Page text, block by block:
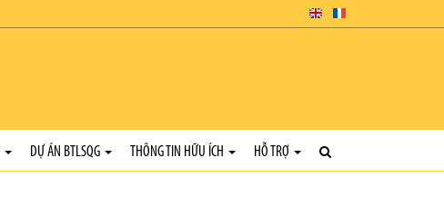
DỰ ÁN BTLSQG THÔNG TIN HỮU ÍCH HỖ TRỢ